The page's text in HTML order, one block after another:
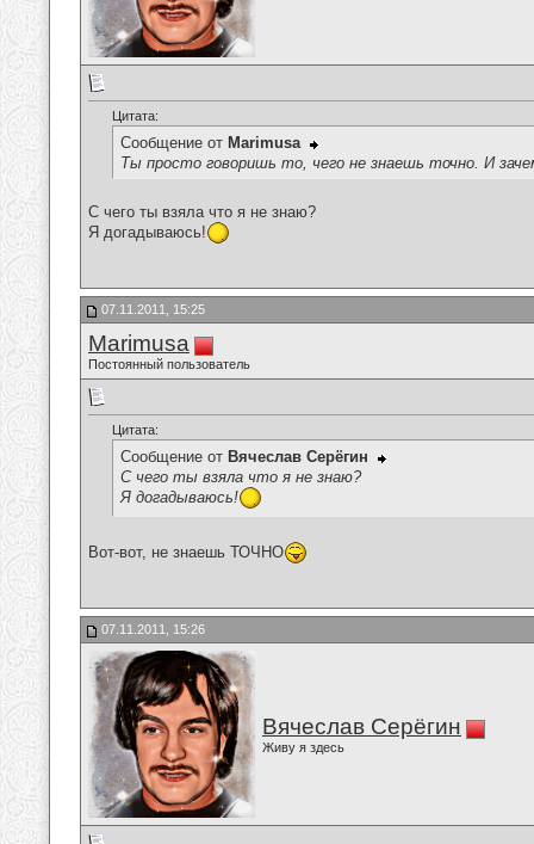
Цитата:
Сообщение от Marimusa
Ты просто говоришь то, чего не знаешь точно. И
С чего ты взяла что я не знаю?
Я догадываюсь!
07.11.2011, 15:25
Marimusa
Постоянный пользователь
Цитата:
Сообщение от Вячеслав Серёгин
С чего ты взяла что я не знаю?
Я догадываюсь!
Вот-вот, не знаешь ТОЧНО
07.11.2011, 15:26
Вячеслав Серёгин
Живу я здесь